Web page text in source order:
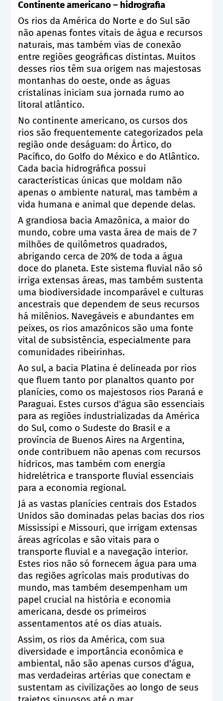
Continente americano – hidrografia
Os rios da América do Norte e do Sul são
não apenas fontes vitais de água e recursos
naturais, mas também vias de conexão
entre regiões geográficas distintas. Muitos
desses rios têm sua origem nas majestosas
montanhas do oeste, onde as águas
cristalinas iniciam sua jornada rumo ao
litoral atlântico.
No continente americano, os cursos dos
rios são frequentemente categorizados pela
região onde deságuam: do Ártico, do
Pacífico, do Golfo do México e do Atlântico.
Cada bacia hidrográfica possui
características únicas que moldam não
apenas o ambiente natural, mas também a
vida humana e animal que depende delas.
A grandiosa bacia Amazônica, a maior do
mundo, cobre uma vasta área de mais de 7
milhões de quilômetros quadrados,
abrigando cerca de 20% de toda a água
doce do planeta. Este sistema fluvial não só
irriga extensas áreas, mas também sustenta
uma biodiversidade incomparável e culturas
ancestrais que dependem de seus recursos
há milênios. Navegáveis e abundantes em
peixes, os rios amazônicos são uma fonte
vital de subsistência, especialmente para
comunidades ribeirinhas.
Ao sul, a bacia Platina é delineada por rios
que fluem tanto por planaltos quanto por
planícies, como os majestosos rios Paraná e
Paraguai. Estes cursos d'água são essenciais
para as regiões industrializadas da América
do Sul, como o Sudeste do Brasil e a
província de Buenos Aires na Argentina,
onde contribuem não apenas com recursos
hídricos, mas também com energia
hidrelétrica e transporte fluvial essenciais
para a economia regional.
Já as vastas planícies centrais dos Estados
Unidos são dominadas pelas bacias dos rios
Mississipi e Missouri, que irrigam extensas
áreas agrícolas e são vitais para o
transporte fluvial e a navegação interior.
Estes rios não só fornecem água para uma
das regiões agrícolas mais produtivas do
mundo, mas também desempenham um
papel crucial na história e economia
americana, desde os primeiros
assentamentos até os dias atuais.
Assim, os rios da América, com sua
diversidade e importância econômica e
ambiental, não são apenas cursos d'água,
mas verdadeiras artérias que conectam e
sustentam as civilizações ao longo de seus